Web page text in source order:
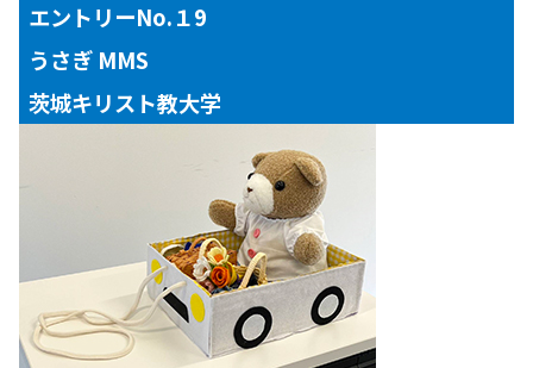
エントリーNo.１9
うさぎ MMS
茨城キリスト教大学